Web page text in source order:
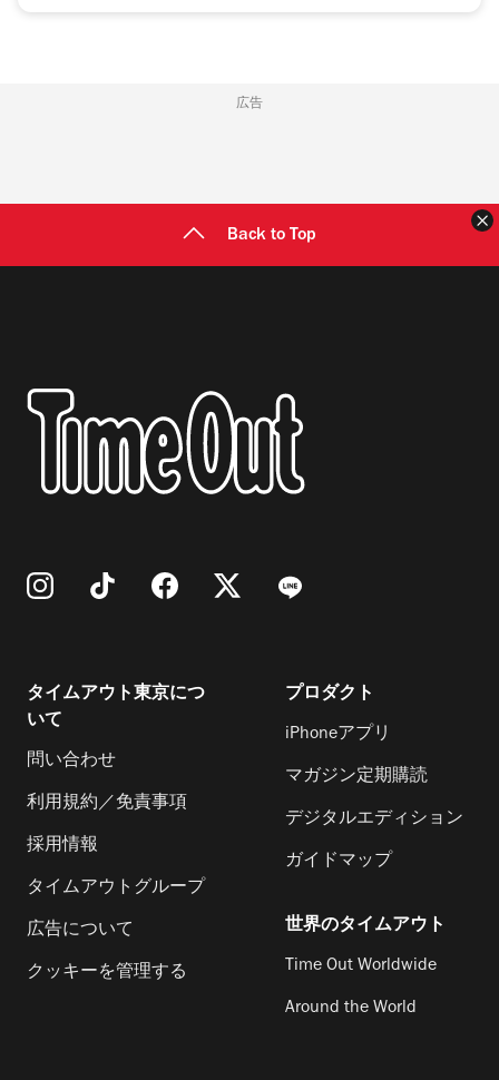
広告
Back to Top
タイムアウト東京につ
いて
問い合わせ
利用規約／免責事項
採用情報
タイムアウトグループ
広告について
クッキーを管理する
プロダクト
iPhoneアプリ
マガジン定期購読
デジタルエディション
ガイドマップ
世界のタイムアウト
Time Out Worldwide
Around the World